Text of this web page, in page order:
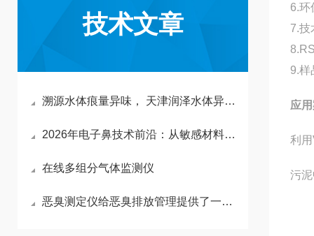
技术文章
溯源水体痕量异味， 天津润泽水体异味检测仪守护全域水生态
2026年电子鼻技术前沿：从敏感材料创新到智能数据处理的全景综述
在线多组分气体监测仪
恶臭测定仪给恶臭排放管理提供了一种有效且可实现的方式
6.环
7.技
9.样
应
利
污